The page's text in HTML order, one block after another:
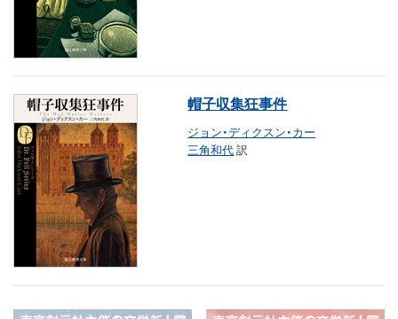
帽子収集狂事件
ジョン・ディクスン・カー
三角和代訳